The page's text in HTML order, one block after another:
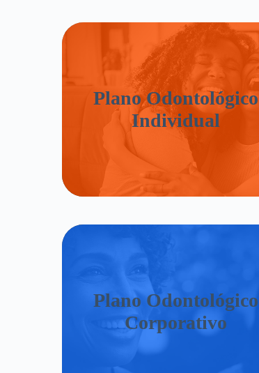
Plano Odontológico
Individual
Plano Odontológico
Corporativo